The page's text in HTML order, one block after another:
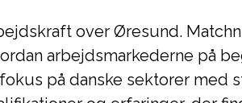
over Øresund.
arbejdsmarkederne på
på danske sektorer med